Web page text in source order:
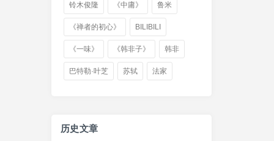
铃木俊隆 《中庸》 鲁米
《禅者的初心》 BILIBILI
《一味》 《韩非子》 韩非
巴特勒·叶芝 苏轼 法家
历史文章